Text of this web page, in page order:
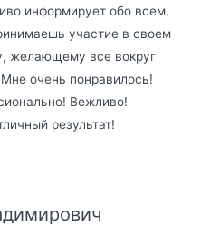
информирует обо всем,
участие в своем
желающему все вокруг
Мне очень понравилось!
Вежливо!
результат!